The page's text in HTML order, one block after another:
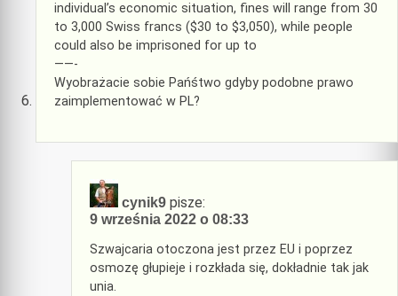
individual’s economic situation, fines will range from 30
to 3,000 Swiss francs ($30 to $3,050), while people
could also be imprisoned for up to
——-
Wyobrażacie sobie Pańśtwo gdyby podobne prawo
zaimplementować w PL?
cynik9 pisze:
9 września 2022 o 08:33
Szwajcaria otoczona jest przez EU i poprzez
osmozę głupieje i rozkłada się, dokładnie tak jak
unia.